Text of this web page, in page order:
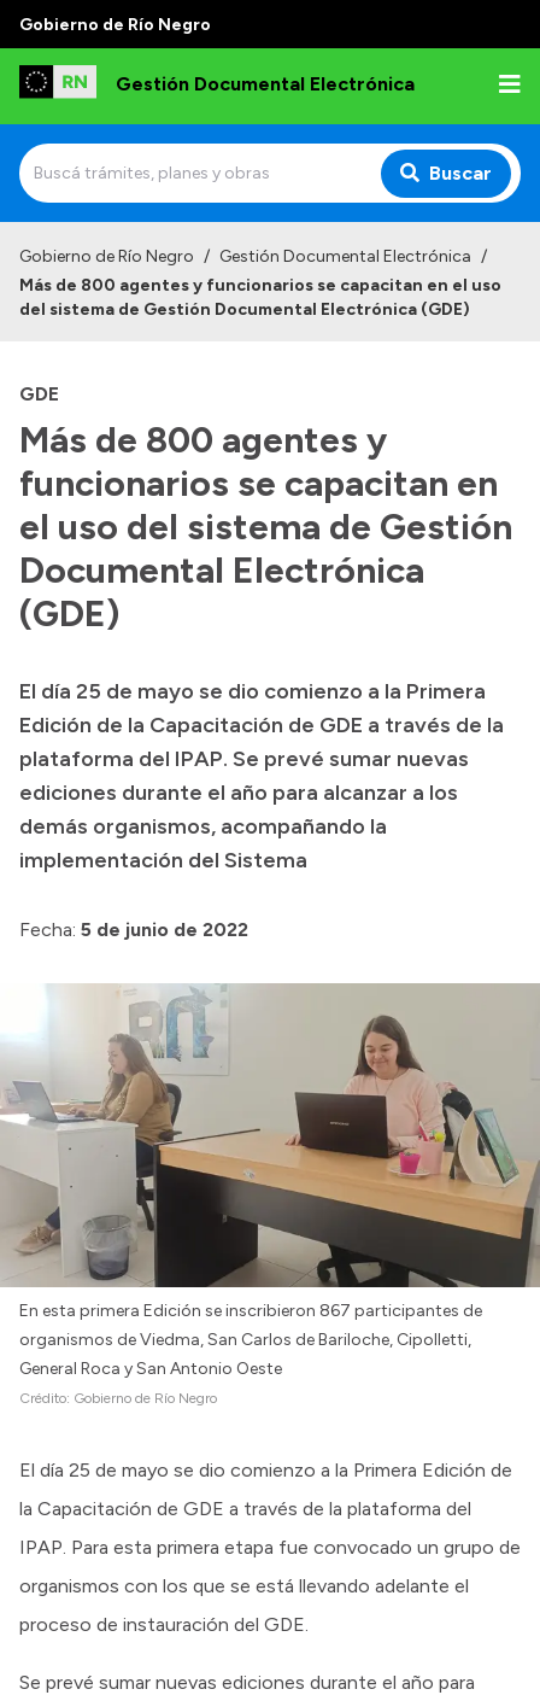
Gobierno de Río Negro
Gestión Documental Electrónica
Buscar
Institucional
Misión y Visión
Normativa
Transparencia
Presupuesto
Boletín Oficial
Consulta de expedientes
Consulta de pago a proveedores
Convocatorias
Intranet
Login
Gobierno de Río Negro / Gestión Documental Electrónica /
Más de 800 agentes y funcionarios se capacitan en el uso
del sistema de Gestión Documental Electrónica (GDE)
GDE
Más de 800 agentes y
funcionarios se capacitan en
el uso del sistema de Gestión
Documental Electrónica
(GDE)
El día 25 de mayo se dio comienzo a la Primera
Edición de la Capacitación de GDE a través de la
plataforma del IPAP. Se prevé sumar nuevas
ediciones durante el año para alcanzar a los
demás organismos, acompañando la
implementación del Sistema
Fecha: 5 de junio de 2022
En esta primera Edición se inscribieron 867 participantes de
organismos de Viedma, San Carlos de Bariloche, Cipolletti,
General Roca y San Antonio Oeste
Crédito: Gobierno de Río Negro
El día 25 de mayo se dio comienzo a la Primera Edición de
la Capacitación de GDE a través de la plataforma del
IPAP. Para esta primera etapa fue convocado un grupo de
organismos con los que se está llevando adelante el
proceso de instauración del GDE.
Se prevé sumar nuevas ediciones durante el año para